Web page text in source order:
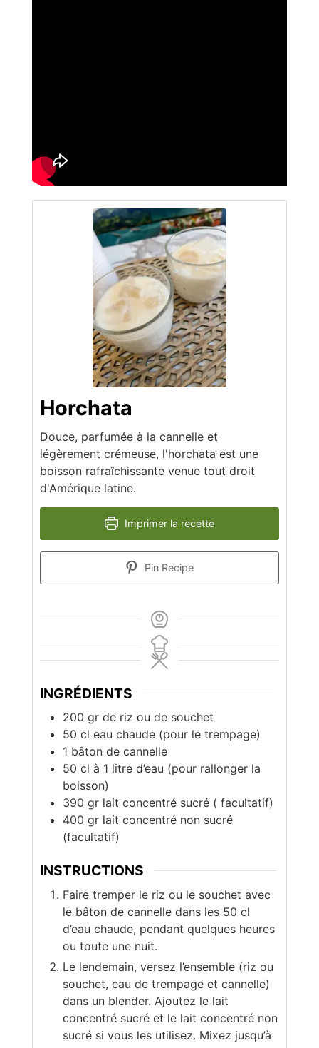
Horchata
Douce, parfumée à la cannelle et
légèrement crémeuse, l'horchata est une
boisson rafraîchissante venue tout droit
d'Amérique latine.
Imprimer la recette
Pin Recipe
INGRÉDIENTS
200 gr de riz ou de souchet
50 cl eau chaude (pour le trempage)
1 bâton de cannelle
50 cl à 1 litre d’eau (pour rallonger la
boisson)
390 gr lait concentré sucré ( facultatif)
400 gr lait concentré non sucré
(facultatif)
INSTRUCTIONS
Faire tremper le riz ou le souchet avec
le bâton de cannelle dans les 50 cl
d’eau chaude, pendant quelques heures
ou toute une nuit.
Le lendemain, versez l’ensemble (riz ou
souchet, eau de trempage et cannelle)
dans un blender. Ajoutez le lait
concentré sucré et le lait concentré non
sucré si vous les utilisez. Mixez jusqu’à